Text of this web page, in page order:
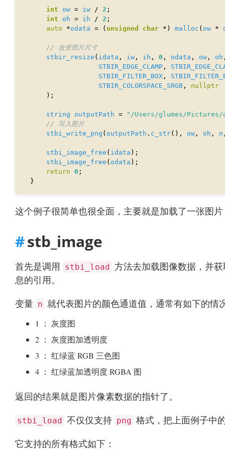
int ow = iw / 2
int
oh = ih / 2
auto *odata = ( unsigned char *) malloc ( ow *
stbir_resize ( idata , iw , ih , 0 , odata , ow , oh
STBIR_EDGE_CLAMP ,
STBIR_FILTER_BOX ,
STBIR_COLORSPACE_SRGB , nullptr
string outputPath =
"/Users/glumes/Pictures/
stbi_write_png ( outputPath . c_str(), ow , oh , n
stbi_image_free ( idata
stbi_image_free ( odata
return 0
这个例子很简单也很全面，主要就是加载了一张图
stb_image
首先是调用 stbi_load 方法去加载图像数据，并
息的引用。
变量 n 就代表图片的颜色通道值，通常有如下的情
1 ： 灰度图
2 ： 灰度图加透明度
3 ： 红绿蓝 RGB 三色图
4 ： 红绿蓝加透明度 RGBA 图
返回的结果就是图片像素数据的指针了。
stbi_load 不仅仅支持 png 格式，把上面例子中
它支持的所有格式如下：